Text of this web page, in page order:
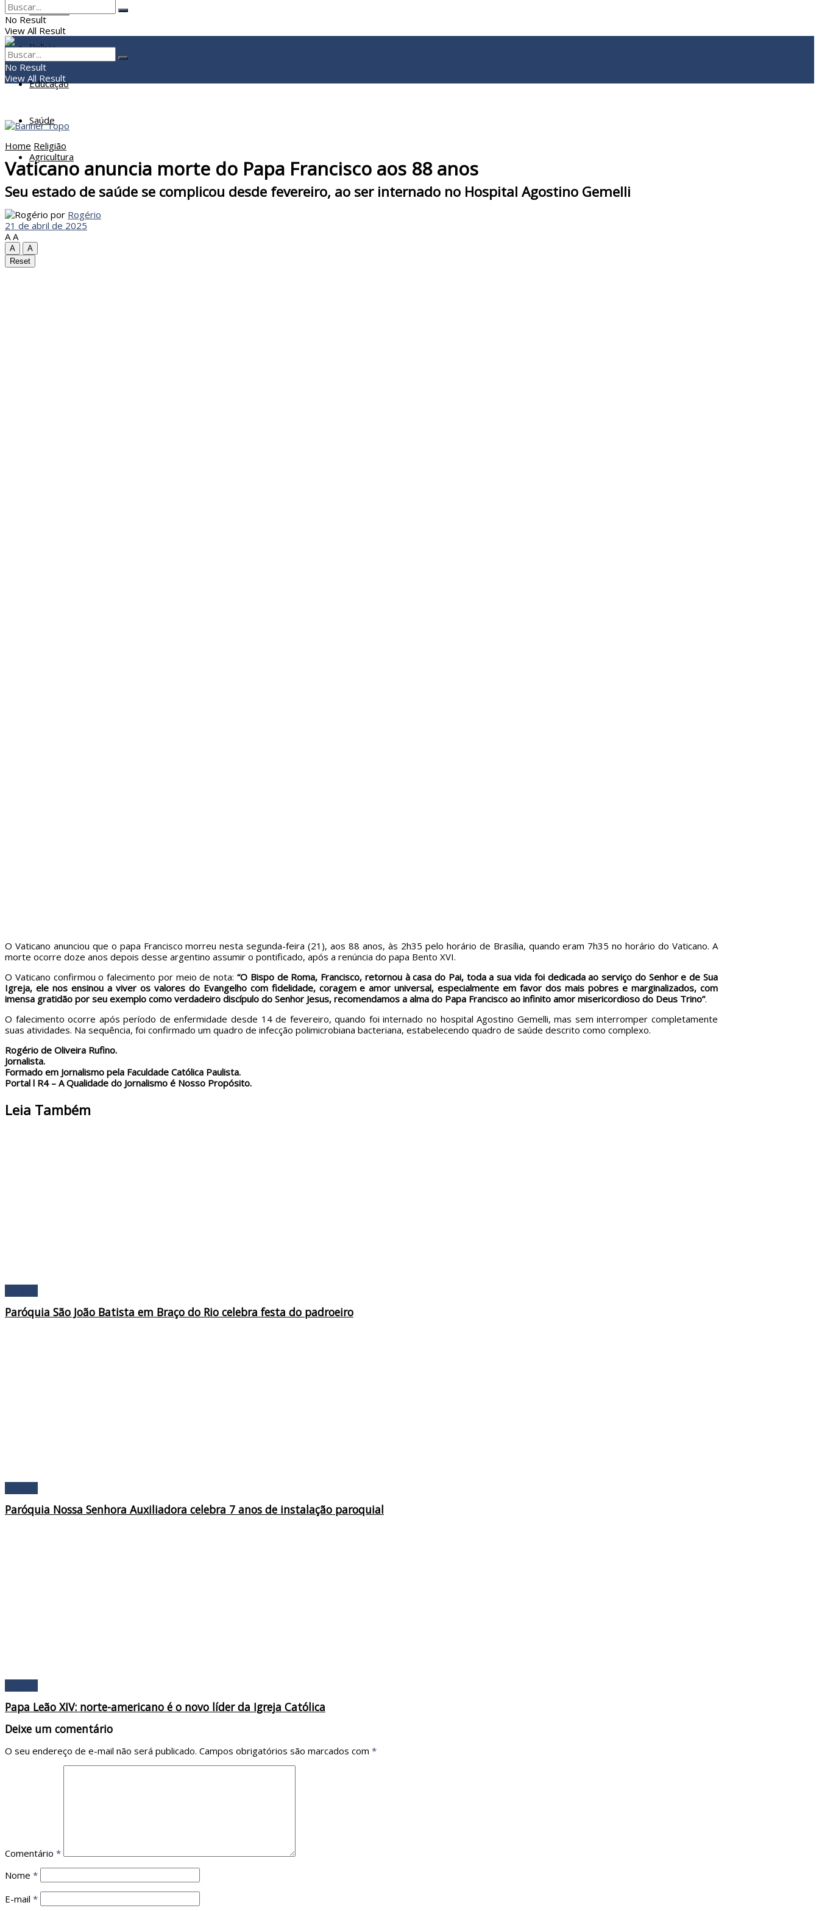
Economia
Policia
Educação
Saúde
Agricultura
No Result
View All Result
No Result
View All Result
Home Religião
Vaticano anuncia morte do Papa Francisco aos 88 anos
Seu estado de saúde se complicou desde fevereiro, ao ser internado no Hospital Agostino Gemelli
por Rogério
21 de abril de 2025
A A
A
A
Reset
O Vaticano anunciou que o papa Francisco morreu nesta segunda-feira (21), aos 88 anos, às 2h35 pelo horário de Brasília, quando eram 7h35 no horário do Vaticano. A
morte ocorre doze anos depois desse argentino assumir o pontificado, após a renúncia do papa Bento XVI.
O Vaticano confirmou o falecimento por meio de nota: “O Bispo de Roma, Francisco, retornou à casa do Pai, toda a sua vida foi dedicada ao serviço do Senhor e de Sua
Igreja, ele nos ensinou a viver os valores do Evangelho com fidelidade, coragem e amor universal, especialmente em favor dos mais pobres e marginalizados, com
imensa gratidão por seu exemplo como verdadeiro discípulo do Senhor Jesus, recomendamos a alma do Papa Francisco ao infinito amor misericordioso do Deus Trino”.
O falecimento ocorre após período de enfermidade desde 14 de fevereiro, quando foi internado no hospital Agostino Gemelli, mas sem interromper completamente
suas atividades. Na sequência, foi confirmado um quadro de infecção polimicrobiana bacteriana, estabelecendo quadro de saúde descrito como complexo.
Rogério de Oliveira Rufino.
Jornalista.
Formado em Jornalismo pela Faculdade Católica Paulista.
Portal l R4 – A Qualidade do Jornalismo é Nosso Propósito.
Leia Também
Paróquia São João Batista em Braço do Rio celebra festa do padroeiro
Paróquia Nossa Senhora Auxiliadora celebra 7 anos de instalação paroquial
Papa Leão XIV: norte-americano é o novo líder da Igreja Católica
Deixe um comentário
O seu endereço de e-mail não será publicado. Campos obrigatórios são marcados com *
Comentário *
Nome *
E-mail *